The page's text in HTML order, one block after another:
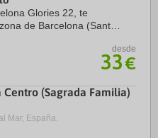
Glories 22, te
de Barcelona (Sant
...
desde
33€
Centro (Sagrada Familia)
Mar, España.